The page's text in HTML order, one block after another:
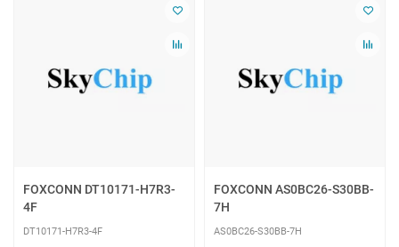
FOXCONN DT10171-H7R3-
4F
DT10171-H7R3-4F
FOXCONN AS0BC26-S30BB-
7H
AS0BC26-S30BB-7H